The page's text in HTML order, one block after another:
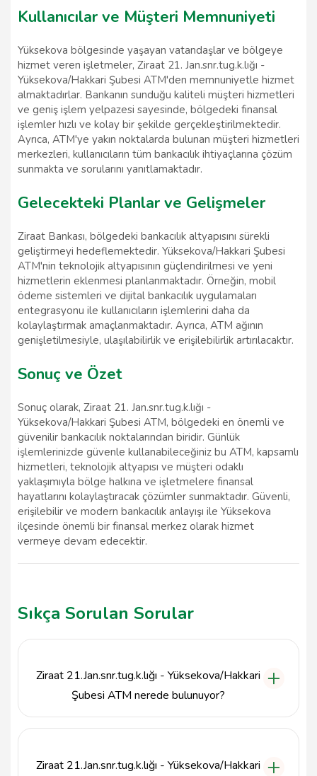
Kullanıcılar ve Müşteri Memnuniyeti
Yüksekova bölgesinde yaşayan vatandaşlar ve bölgeye
hizmet veren işletmeler, Ziraat 21. Jan.snr.tug.k.lığı -
Yüksekova/Hakkari Şubesi ATM'den memnuniyetle hizmet
almaktadırlar. Bankanın sunduğu kaliteli müşteri hizmetleri
ve geniş işlem yelpazesi sayesinde, bölgedeki finansal
işlemler hızlı ve kolay bir şekilde gerçekleştirilmektedir.
Ayrıca, ATM'ye yakın noktalarda bulunan müşteri hizmetleri
merkezleri, kullanıcıların tüm bankacılık ihtiyaçlarına çözüm
sunmakta ve sorularını yanıtlamaktadır.
Gelecekteki Planlar ve Gelişmeler
Ziraat Bankası, bölgedeki bankacılık altyapısını sürekli
geliştirmeyi hedeflemektedir. Yüksekova/Hakkari Şubesi
ATM'nin teknolojik altyapısının güçlendirilmesi ve yeni
hizmetlerin eklenmesi planlanmaktadır. Örneğin, mobil
ödeme sistemleri ve dijital bankacılık uygulamaları
entegrasyonu ile kullanıcıların işlemlerini daha da
kolaylaştırmak amaçlanmaktadır. Ayrıca, ATM ağının
genişletilmesiyle, ulaşılabilirlik ve erişilebilirlik artırılacaktır.
Sonuç ve Özet
Sonuç olarak, Ziraat 21. Jan.snr.tug.k.lığı -
Yüksekova/Hakkari Şubesi ATM, bölgedeki en önemli ve
güvenilir bankacılık noktalarından biridir. Günlük
işlemlerinizde güvenle kullanabileceğiniz bu ATM, kapsamlı
hizmetleri, teknolojik altyapısı ve müşteri odaklı
yaklaşımıyla bölge halkına ve işletmelere finansal
hayatlarını kolaylaştıracak çözümler sunmaktadır. Güvenli,
erişilebilir ve modern bankacılık anlayışı ile Yüksekova
ilçesinde önemli bir finansal merkez olarak hizmet
vermeye devam edecektir.
Sıkça Sorulan Sorular
Ziraat 21.Jan.snr.tug.k.lığı - Yüksekova/Hakkari
Şubesi ATM nerede bulunuyor?
Yüksekova Hakkari adresinde yer almaktadır.
Ziraat 21.Jan.snr.tug.k.lığı - Yüksekova/Hakkari